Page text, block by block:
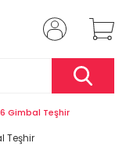
Gimbal Teşhir